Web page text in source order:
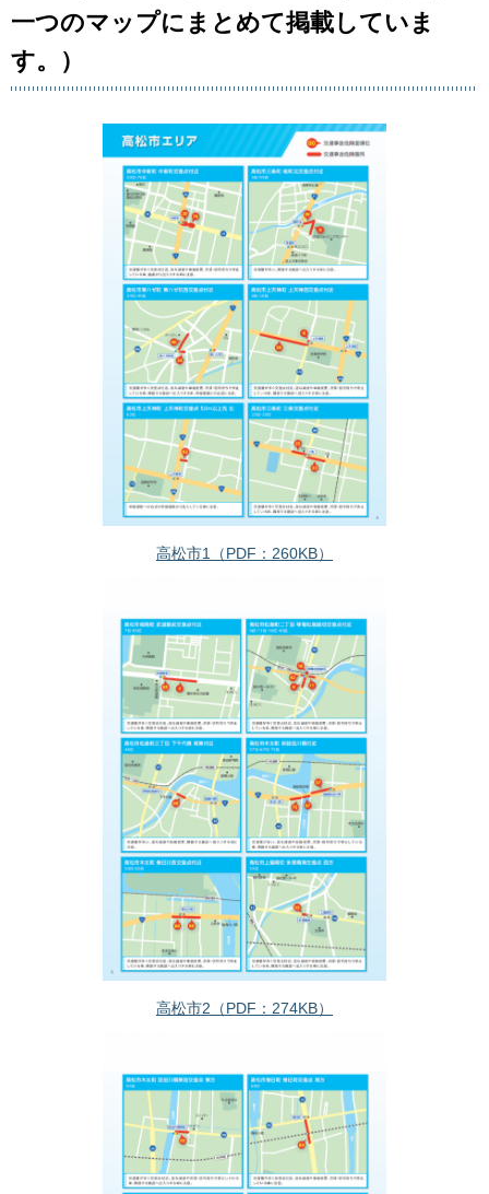
一つのマップにまとめて掲載していま
す。）
高松市1（PDF：260KB）
高松市2（PDF：274KB）